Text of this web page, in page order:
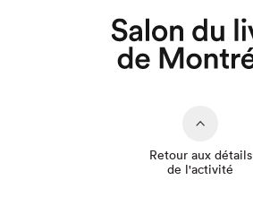
Retour aux détails
de l'activité